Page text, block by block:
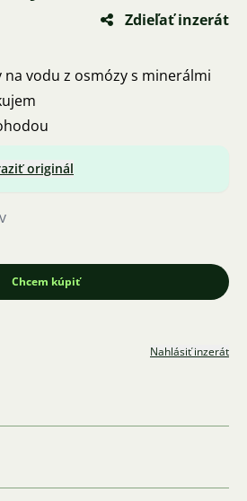
Zdieľať inzerát
vodu z osmózy s minerálmi
originál
Chcem kúpiť
Nahlásiť inzerát